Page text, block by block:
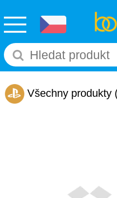
Všechny produkty